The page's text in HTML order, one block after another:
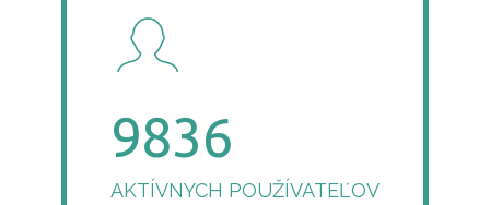
9836
AKTÍVNYCH POUŽÍVATEĽOV